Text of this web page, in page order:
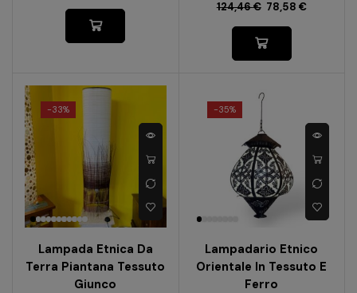
124,46€ 78,58 €
-33%
Lampada Etnica Da
Terra Piantana Tessuto
Giunco
-35%
Lampadario Etnico
Orientale In Tessuto E
Ferro